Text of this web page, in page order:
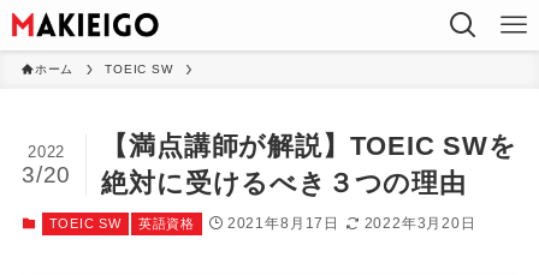
ホーム TOEIC SW
【満点講師が解説】TOEIC SWを
絶対に受けるべき３つの理由
2022
3/20
TOEIC SW 英語資格 2021年8月17日 2022年3月20日